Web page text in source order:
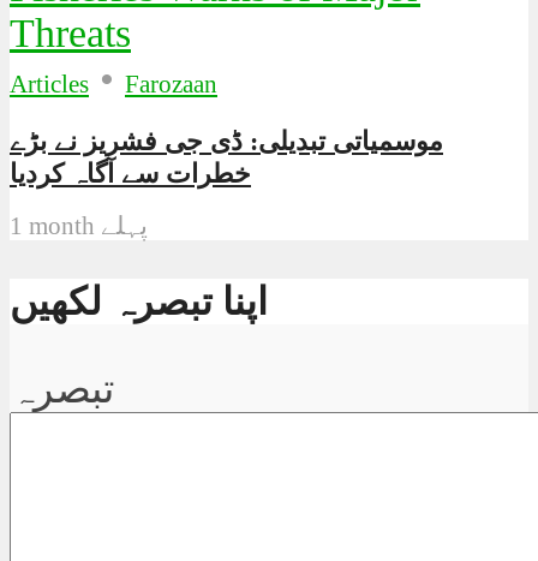
Articles • Farozaan
موسمیاتی تبدیلی: ڈی جی فشریز نے بڑے
خطرات سے آگاہ کردیا
1 month پہلے
اپنا تبصرہ لکھیں
تبصرہ